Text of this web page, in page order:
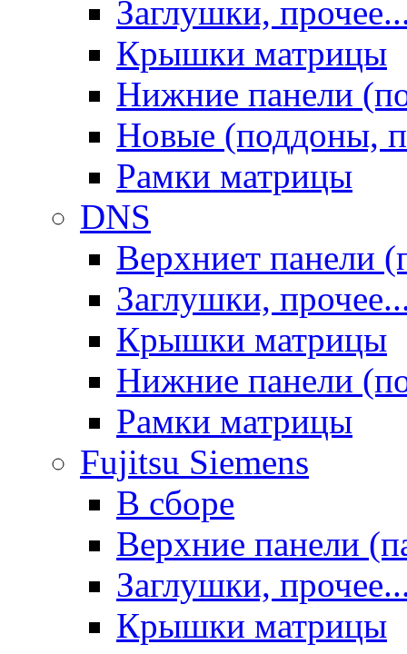
Заглушки,
Крышки матрицы
Нижние панели
Новые (поддоны,
Рамки матрицы
DNS
Верхниет панели
Заглушки,
Крышки матрицы
Нижние панели
Рамки матрицы
Fujitsu Siemens
В сборе
Верхние панели
Заглушки,
Крышки матрицы